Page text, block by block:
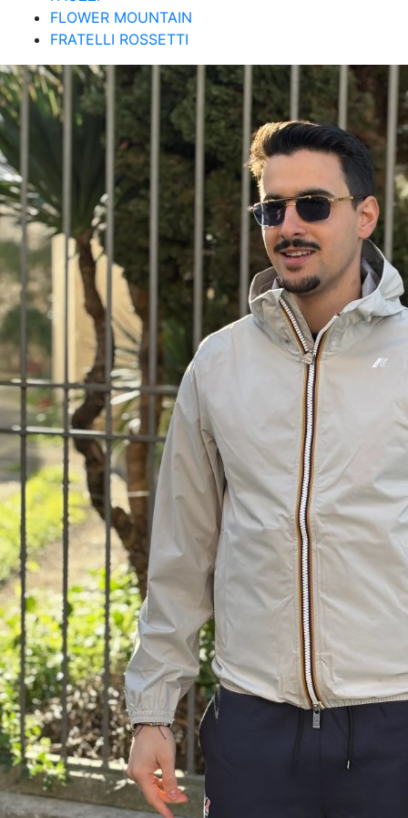
FLOWER MOUNTAIN
FRATELLI ROSSETTI